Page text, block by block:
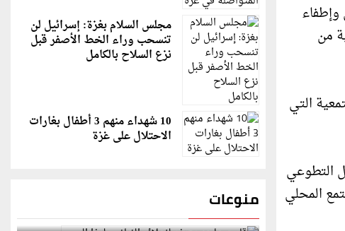
وإطفاء
من
التي
التطوعي
المحلي
مجلس السلام بغزة: إسرائيل لن
تنسحب وراء الخط الأصفر قبل
نزع السلاح بالكامل
10 شهداء منهم 3 أطفال بغارات
الاحتلال على غزة
منوعات
قاسم ملحو يعتذر لزملائه الفنانين لهذا السبب